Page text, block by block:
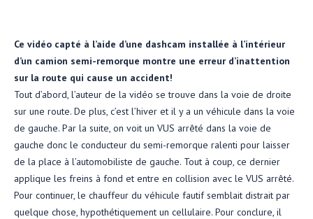
Ce vidéo capté à l’aide d’une dashcam installée à l’intérieur
d’un camion semi-remorque montre une erreur d’inattention
sur la route qui cause un accident!
Tout d’abord, l’auteur de la vidéo se trouve dans la voie de droite
sur une route. De plus, c’est l’hiver et il y a un véhicule dans la voie
de gauche. Par la suite, on voit un VUS arrêté dans la voie de
gauche donc le conducteur du semi-remorque ralenti pour laisser
de la place à l’automobiliste de gauche. Tout à coup, ce dernier
applique les freins à fond et entre en collision avec le VUS arrêté.
Pour continuer, le chauffeur du véhicule fautif semblait distrait par
quelque chose, hypothétiquement un cellulaire. Pour conclure, il